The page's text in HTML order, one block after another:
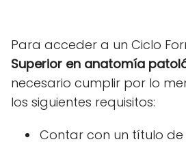
Para acceder a un Ciclo
Superior en anatomía
necesario cumplir por lo
los siguientes requisitos:
Contar con un título de